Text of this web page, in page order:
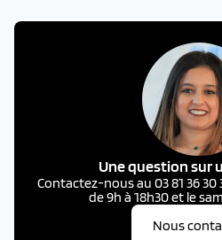
Une question sur
Contactez-nous au 03 81 36
de 9h à 18h30 et le
Nous